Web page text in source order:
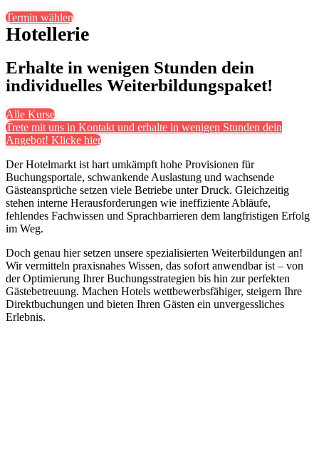
Termin wählen
Hotellerie
Erhalte in wenigen Stunden dein
individuelles Weiterbildungspaket!
Alle Kurse
Trete mit uns in Kontakt und erhalte in wenigen Stunden dein
Angebot! Klicke hier
Der Hotelmarkt ist hart umkämpft hohe Provisionen für
Buchungsportale, schwankende Auslastung und wachsende
Gästeansprüche setzen viele Betriebe unter Druck. Gleichzeitig
stehen interne Herausforderungen wie ineffiziente Abläufe,
fehlendes Fachwissen und Sprachbarrieren dem langfristigen Erfolg
im Weg.
Doch genau hier setzen unsere spezialisierten Weiterbildungen an!
Wir vermitteln praxisnahes Wissen, das sofort anwendbar ist – von
der Optimierung Ihrer Buchungsstrategien bis hin zur perfekten
Gästebetreuung. Machen Hotels wettbewerbsfähiger, steigern Ihre
Direktbuchungen und bieten Ihren Gästen ein unvergessliches
Erlebnis.